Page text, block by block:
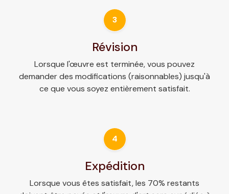
3
Révision
Lorsque l'œuvre est terminée, vous pouvez
demander des modifications (raisonnables) jusqu'à
ce que vous soyez entièrement satisfait.
4
Expédition
Lorsque vous êtes satisfait, les 70% restants